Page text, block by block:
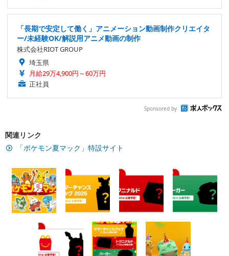
「長期で安定して働く」アニメーション動画制作クリエイタ
ー/未経験OK/解説用アニメ動画の制作
株式会社RIOT GROUP
埼玉県
月給29万4,900円～60万円
正社員
Sponsored by
関連リンク
「ポケモン夏マック」特設サイト